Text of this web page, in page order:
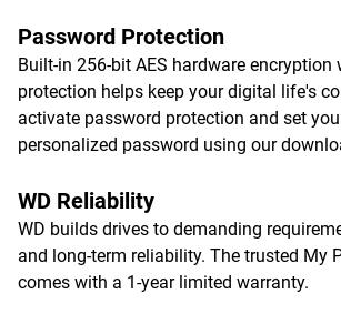
Password Protection
Built-in 256-bit AES hardware encryption
protection helps keep your digital life's
activate password protection and set
personalized password using our
WD Reliability
WD builds drives to demanding
and long-term reliability. The trusted My
comes with a 1-year limited warranty.